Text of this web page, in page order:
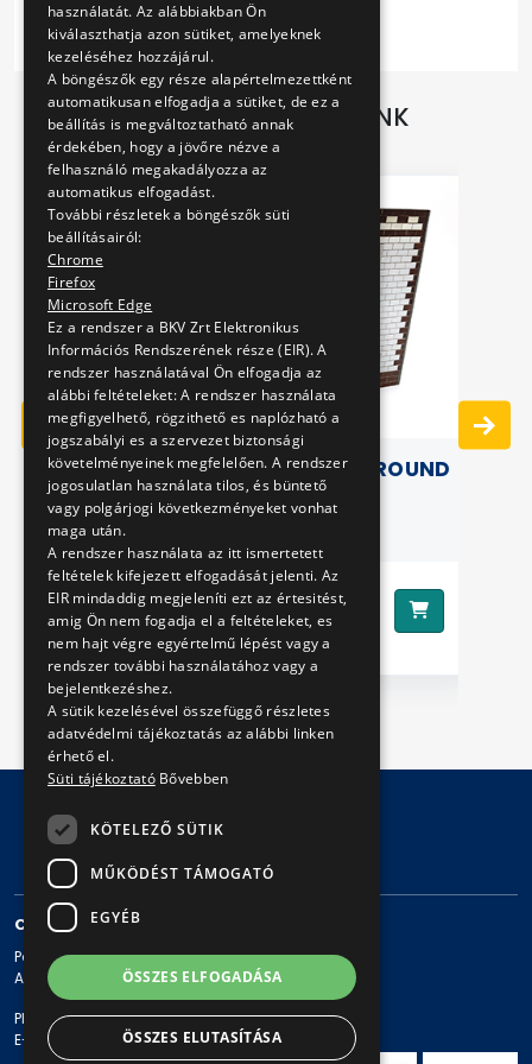
TOVÁBBI AJÁNLATAINK
THE GREAT LITTLE UNDERGROUND
Ár:4090 Ft
CONTACT
Postal address: 1980 Budapest, Pf. 11.
Address: 1980 Budapest, Akácfa u. 15.
Phone: + 36 1 461-65-00
E-mail address: bkv@bkv.hu
használatát. Az alábbiakban Ön
kiválaszthatja azon sütiket, amelyeknek
kezeléséhez hozzájárul.
A böngészők egy része alapértelmezettként
automatikusan elfogadja a sütiket, de ez a
beállítás is megváltoztatható annak
érdekében, hogy a jövőre nézve a
felhasználó megakadályozza az
automatikus elfogadást.
További részletek a böngészők süti
beállításairól:
Chrome
Firefox
Microsoft Edge
Ez a rendszer a BKV Zrt Elektronikus
Információs Rendszerének része (EIR). A
rendszer használatával Ön elfogadja az
alábbi feltételeket: A rendszer használata
megfigyelhető, rögzithető es naplózható a
jogszabályi es a szervezet biztonsági
követelményeinek megfelelően. A rendszer
jogosulatlan használata tilos, és büntető
vagy polgárjogi következményeket vonhat
maga után.
A rendszer használata az itt ismertetett
feltételek kifejezett elfogadását jelenti. Az
EIR mindaddig megjeleníti ezt az értesitést,
amig Ön nem fogadja el a feltételeket, es
nem hajt végre egyértelmű lépést vagy a
rendszer további használatához vagy a
bejelentkezéshez.
A sütik kezelésével összefüggő részletes
adatvédelmi tájékoztatás az alábbi linken
érhető el.
Süti tájékoztató Bővebben
KÖTELEZŐ SÜTIK
MŰKÖDÉST TÁMOGATÓ
EGYÉB
ÖSSZES ELFOGADÁSA
ÖSSZES ELUTASÍTÁSA